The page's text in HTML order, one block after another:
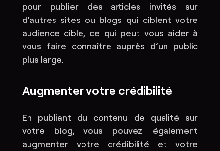
pour publier des articles invités sur
d’autres sites ou blogs qui ciblent votre
audience cible, ce qui peut vous aider à
vous faire connaître auprès d’un public
plus large.
Augmenter votre crédibilité
En publiant du contenu de qualité sur
votre blog, vous pouvez également
augmenter votre crédibilité et votre